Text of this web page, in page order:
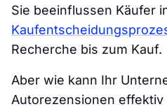
Sie beeinflussen Käufer
Recherche bis zum Kauf.
Aber wie kann Ihr
Autorezensionen